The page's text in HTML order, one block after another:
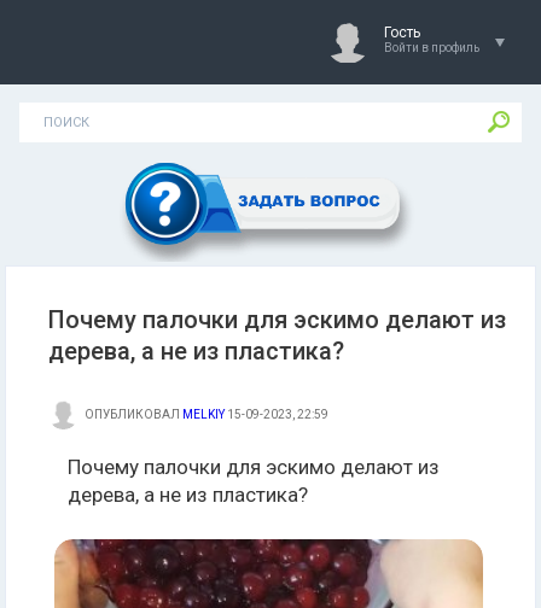
Гость
Войти в профиль
Почему палочки для эскимо делают из
дерева, а не из пластика?
ОПУБЛИКОВАЛ MELKIY15-09-2023, 22:59
Почему палочки для эскимо делают из
дерева, а не из пластика?